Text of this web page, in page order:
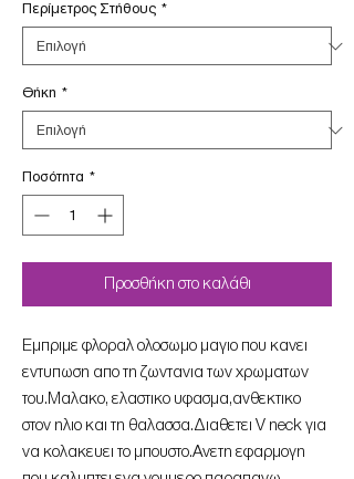
Περίμετρος Στήθους *
Θήκη *
Ποσότητα *
Προσθήκη στο καλάθι
Εμπριμε φλοραλ ολοσωμο μαγιο που κανει
εντυπωση απο τη ζωντανια των χρωματων
του.Μαλακο, ελαστικο υφασμα,ανθεκτικο
στον ηλιο και τη θαλασσα.Διαθετει V neck για
να κολακευει το μπουστο.Aνετη εφαρμογη